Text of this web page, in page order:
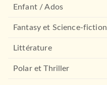
Enfant / Ados
Fantasy et Science-fiction
Littérature
Polar et Thriller